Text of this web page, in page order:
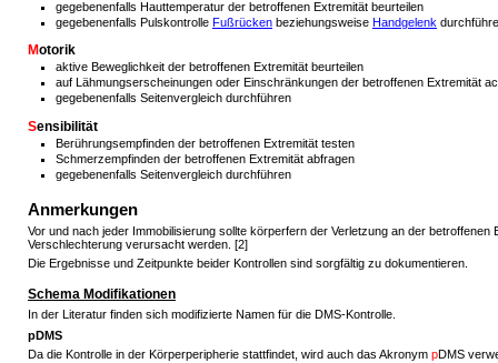
gegebenenfalls Hauttemperatur der betroffenen Extremität beurteilen
gegebenenfalls Pulskontrolle Fußrücken beziehungsweise Handgelenk
Motorik
aktive Beweglichkeit der betroffenen Extremität beurteilen
auf Lähmungserscheinungen oder Einschränkungen der betroffenen Extremität
gegebenenfalls Seitenvergleich durchführen
Sensibilität
Berührungsempfinden der betroffenen Extremität testen
Schmerzempfinden der betroffenen Extremität abfragen
gegebenenfalls Seitenvergleich durchführen
Anmerkungen
Vor und nach jeder Immobilisierung sollte körperfern der Verletzung an der
Verschlechterung verursacht werden. [2]
Die Ergebnisse und Zeitpunkte beider Kontrollen sind sorgfältig zu dokumentieren.
Schema Modifikationen
In der Literatur finden sich modifizierte Namen für die DMS-Kontrolle.
pDMS
Da die Kontrolle in der Körperperipherie stattfindet, wird auch das Akronym pDMS